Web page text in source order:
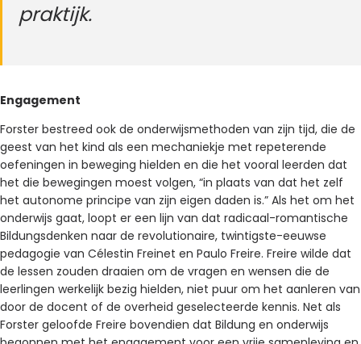
praktijk.
Engagement
Forster bestreed ook de onderwijsmethoden van zijn tijd, die de
geest van het kind als een mechaniekje met repeterende
oefeningen in beweging hielden en die het vooral leerden dat
het die bewegingen moest volgen, “in plaats van dat het zelf
het autonome principe van zijn eigen daden is.” Als het om het
onderwijs gaat, loopt er een lijn van dat radicaal-romantische
Bildungsdenken naar de revolutionaire, twintigste-eeuwse
pedagogie van Célestin Freinet en Paulo Freire. Freire wilde dat
de lessen zouden draaien om de vragen en wensen die de
leerlingen werkelijk bezig hielden, niet puur om het aanleren van
door de docent of de overheid geselecteerde kennis. Net als
Forster geloofde Freire bovendien dat Bildung en onderwijs